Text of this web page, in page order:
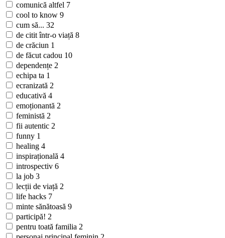
comunică altfel 7
cool to know 9
cum să... 32
de citit într-o viață 8
de crăciun 1
de făcut cadou 10
dependențe 2
echipa ta 1
ecranizată 2
educativă 4
emoționantă 2
feministă 2
fii autentic 2
funny 1
healing 4
inspirațională 4
introspectiv 6
la job 3
lecții de viață 2
life hacks 7
minte sănătoasă 9
participă! 2
pentru toată familia 2